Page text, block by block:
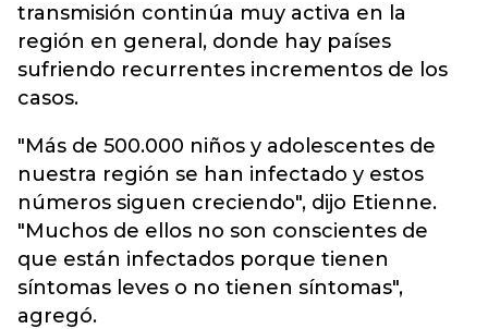
transmisión continúa muy activa en la
región en general, donde hay países
sufriendo recurrentes incrementos de los
casos.
"Más de 500.000 niños y adolescentes de
nuestra región se han infectado y estos
números siguen creciendo", dijo Etienne.
"Muchos de ellos no son conscientes de
que están infectados porque tienen
síntomas leves o no tienen síntomas",
agregó.